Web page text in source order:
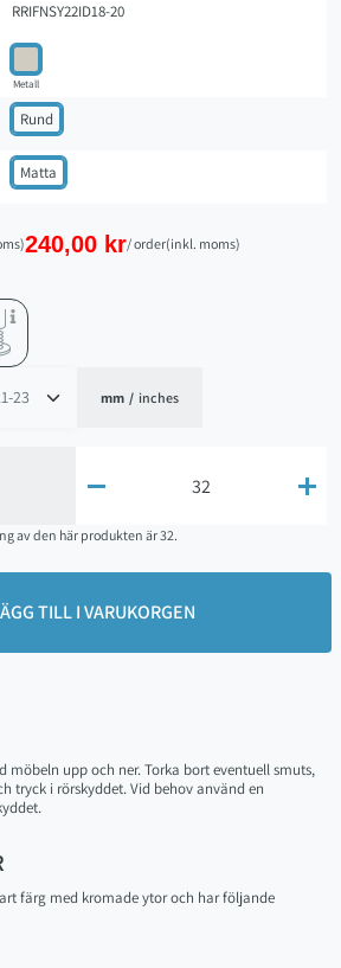
RRIFNSY22ID18-20
Metall
Rund
Matta
240,00 kr/ order(inkl. moms)
mm / inches
 
av den här produkten är 32.
TILL I VARUKORGEN
möbeln upp och ner. Torka bort eventuell smuts,
tryck i rörskyddet. Vid behov använd en
färg med kromade ytor och har följande